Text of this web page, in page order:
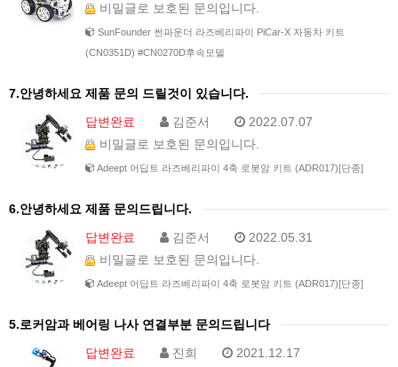
비밀글로 보호된 문의입니다.
SunFounder 썬파운더 라즈베리파이 PiCar-X 자동차 키트
(CN0351D) #CN0270D후속모델
7.안녕하세요 제품 문의 드릴것이 있습니다.
답변완료
김준서
2022.07.07
비밀글로 보호된 문의입니다.
Adeept 어딥트 라즈베리파이 4축 로봇암 키트 (ADR017)[단종]
6.안녕하세요 제품 문의드립니다.
답변완료
김준서
2022.05.31
비밀글로 보호된 문의입니다.
Adeept 어딥트 라즈베리파이 4축 로봇암 키트 (ADR017)[단종]
5.로커암과 베어링 나사 연결부분 문의드립니다
답변완료
진희
2021.12.17